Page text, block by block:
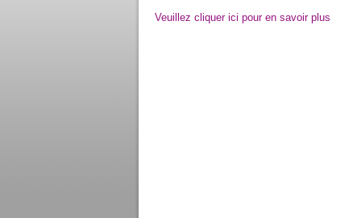
Veuillez cliquer ici pour en savoir plus